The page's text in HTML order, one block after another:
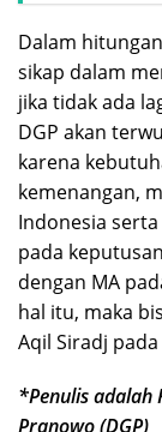
Dalam
sikap dalam
jika tidak ada
DGP akan
karena
kemenangan,
Indonesia
pada
dengan MA
hal itu, maka
Aqil Siradj
*Penulisadalah
Pranowo (DGP)